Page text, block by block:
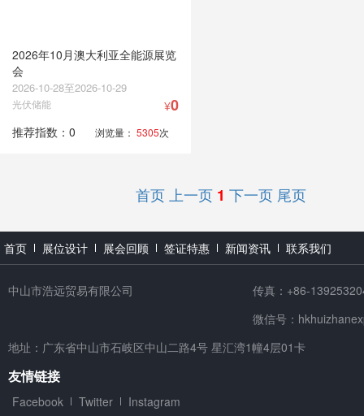
2026年10月澳大利亚全能源展览
会
2026-10-28至2026-10-29
光伏储能 ¥0
推荐指数：0 浏览量： 5305次
首页 上一页 1 下一页 尾页
首页 展位设计 展会回顾 签证特惠 新闻资讯 联系我们
中山市浩远贸易有限公司
传真：+86-
微信号：
地址：广东省中山市石岐区中山二路4号 星汇湾1幢4层01卡
友情链接
Facebook Twitter Instagram